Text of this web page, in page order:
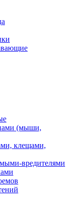
(мыши,
клещами,
вредителями